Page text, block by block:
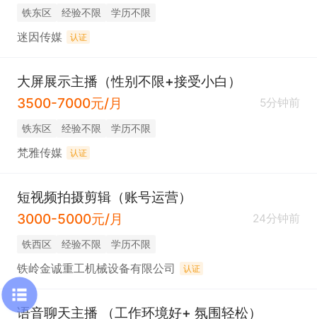
铁东区 经验不限 学历不限
迷因传媒 认证
大屏展示主播（性别不限+接受小白）
3500-7000元/月
5分钟前
铁东区 经验不限 学历不限
梵雅传媒 认证
短视频拍摄剪辑（账号运营）
3000-5000元/月
24分钟前
铁西区 经验不限 学历不限
铁岭金诚重工机械设备有限公司 认证
语音聊天主播 （工作环境好+ 氛围轻松）